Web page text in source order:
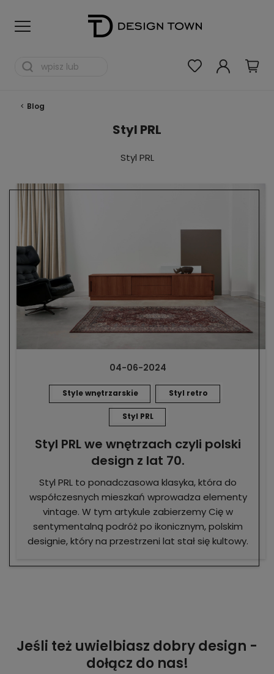
Blog
Styl PRL
Styl PRL
04-06-2024
Style wnętrzarskie Styl retro
Styl PRL
Styl PRL we wnętrzach czyli polski
design z lat 70.
Styl PRL to ponadczasowa klasyka, która do
współczesnych mieszkań wprowadza elementy
vintage. W tym artykule zabierzemy Cię w
sentymentalną podróż po ikonicznym, polskim
designie, który na przestrzeni lat stał się kultowy.
Jeśli też uwielbiasz dobry design -
dołącz do nas!